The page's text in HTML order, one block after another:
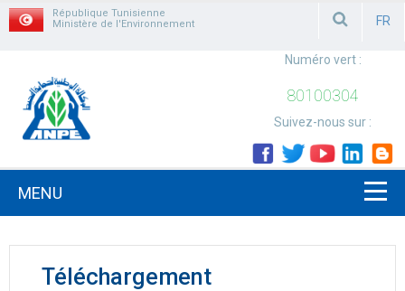
République Tunisienne
Ministère de l'Environnement
FR
Numéro vert :
80100304
Suivez-nous sur :
MENU
Téléchargement